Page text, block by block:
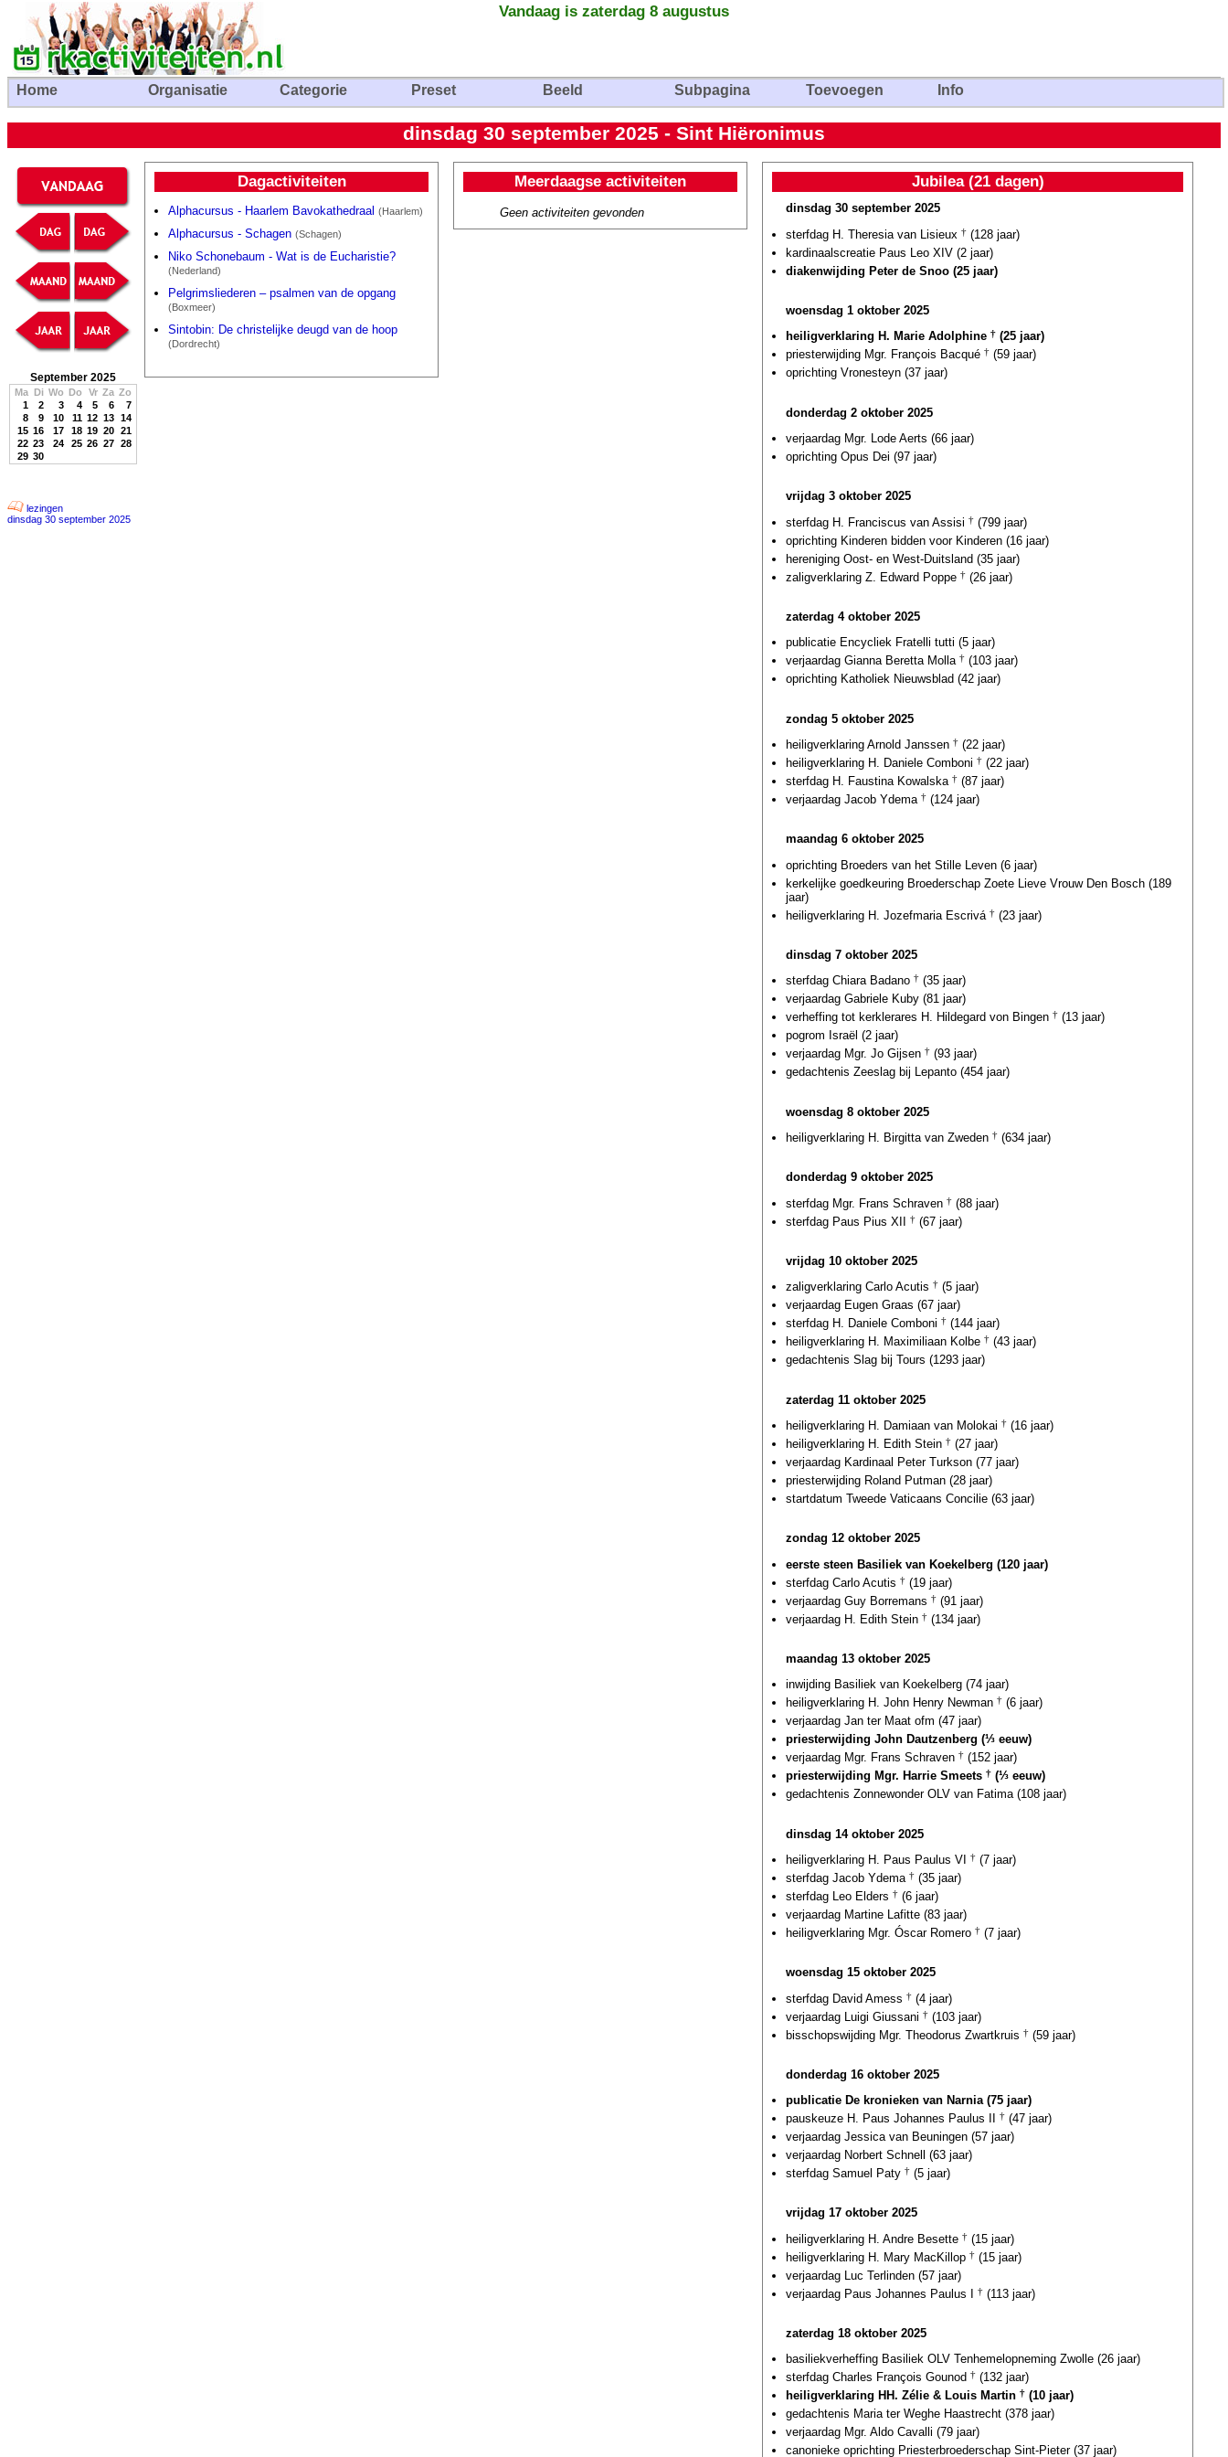
Vandaag is zaterdag 8 augustus
Home Organisatie Categorie Preset Beeld Subpagina Toevoegen Info
dinsdag 30 september 2025 - Sint Hiëronimus
September 2025
Ma Di Wo Do Vr Za Zo
1
2 3 4 5 6
7
8
9 10 11 12 13 14
15 16 17 18 19 20 21
22 23 24 25 26 27 28
29 30
lezingen
dinsdag 30 september 2025
Dagactiviteiten
Alphacursus - Haarlem Bavokathedraal (Haarlem)
Alphacursus - Schagen (Schagen)
Niko Schonebaum - Wat is de Eucharistie?
(Nederland)
Pelgrimsliederen – psalmen van de opgang
(Boxmeer)
Sintobin: De christelijke deugd van de hoop
(Dordrecht)
Meerdaagse activiteiten
Geen activiteiten gevonden
Jubilea (21 dagen)
dinsdag 30 september 2025
sterfdag H. Theresia van Lisieux † (128 jaar)
kardinaalscreatie Paus Leo XIV (2 jaar)
diakenwijding Peter de Snoo (25 jaar)
woensdag 1 oktober 2025
heiligverklaring H. Marie Adolphine † (25 jaar)
priesterwijding Mgr. François Bacqué † (59 jaar)
oprichting Vronesteyn (37 jaar)
donderdag 2 oktober 2025
verjaardag Mgr. Lode Aerts (66 jaar)
oprichting Opus Dei (97 jaar)
vrijdag 3 oktober 2025
sterfdag H. Franciscus van Assisi † (799 jaar)
oprichting Kinderen bidden voor Kinderen (16 jaar)
hereniging Oost- en West-Duitsland (35 jaar)
zaligverklaring Z. Edward Poppe † (26 jaar)
zaterdag 4 oktober 2025
publicatie Encycliek Fratelli tutti (5 jaar)
verjaardag Gianna Beretta Molla † (103 jaar)
oprichting Katholiek Nieuwsblad (42 jaar)
zondag 5 oktober 2025
heiligverklaring Arnold Janssen † (22 jaar)
heiligverklaring H. Daniele Comboni † (22 jaar)
sterfdag H. Faustina Kowalska † (87 jaar)
verjaardag Jacob Ydema † (124 jaar)
maandag 6 oktober 2025
oprichting Broeders van het Stille Leven (6 jaar)
kerkelijke goedkeuring Broederschap Zoete Lieve Vrouw Den Bosch (189
jaar)
heiligverklaring H. Jozefmaria Escrivá † (23 jaar)
dinsdag 7 oktober 2025
sterfdag Chiara Badano † (35 jaar)
verjaardag Gabriele Kuby (81 jaar)
verheffing tot kerklerares H. Hildegard von Bingen † (13 jaar)
pogrom Israël (2 jaar)
verjaardag Mgr. Jo Gijsen † (93 jaar)
gedachtenis Zeeslag bij Lepanto (454 jaar)
woensdag 8 oktober 2025
heiligverklaring H. Birgitta van Zweden † (634 jaar)
donderdag 9 oktober 2025
sterfdag Mgr. Frans Schraven † (88 jaar)
sterfdag Paus Pius XII † (67 jaar)
vrijdag 10 oktober 2025
zaligverklaring Carlo Acutis † (5 jaar)
verjaardag Eugen Graas (67 jaar)
sterfdag H. Daniele Comboni † (144 jaar)
heiligverklaring H. Maximiliaan Kolbe † (43 jaar)
gedachtenis Slag bij Tours (1293 jaar)
zaterdag 11 oktober 2025
heiligverklaring H. Damiaan van Molokai † (16 jaar)
heiligverklaring H. Edith Stein † (27 jaar)
verjaardag Kardinaal Peter Turkson (77 jaar)
priesterwijding Roland Putman (28 jaar)
startdatum Tweede Vaticaans Concilie (63 jaar)
zondag 12 oktober 2025
eerste steen Basiliek van Koekelberg (120 jaar)
sterfdag Carlo Acutis † (19 jaar)
verjaardag Guy Borremans † (91 jaar)
verjaardag H. Edith Stein † (134 jaar)
maandag 13 oktober 2025
inwijding Basiliek van Koekelberg (74 jaar)
heiligverklaring H. John Henry Newman † (6 jaar)
verjaardag Jan ter Maat ofm (47 jaar)
priesterwijding John Dautzenberg (⅓ eeuw)
verjaardag Mgr. Frans Schraven † (152 jaar)
priesterwijding Mgr. Harrie Smeets † (⅓ eeuw)
gedachtenis Zonnewonder OLV van Fatima (108 jaar)
dinsdag 14 oktober 2025
heiligverklaring H. Paus Paulus VI
† (7 jaar)
sterfdag Jacob Ydema † (35 jaar)
sterfdag Leo Elders † (6 jaar)
verjaardag Martine Lafitte (83 jaar)
heiligverklaring Mgr. Óscar Romero † (7 jaar)
woensdag 15 oktober 2025
sterfdag David Amess † (4 jaar)
verjaardag Luigi Giussani † (103 jaar)
bisschopswijding Mgr. Theodorus Zwartkruis † (59 jaar)
donderdag 16 oktober 2025
publicatie De kronieken van Narnia (75 jaar)
pauskeuze H. Paus Johannes Paulus II
† (47 jaar)
verjaardag Jessica van Beuningen (57 jaar)
verjaardag Norbert Schnell (63 jaar)
sterfdag Samuel Paty † (5 jaar)
vrijdag 17 oktober 2025
heiligverklaring H. Andre Besette † (15 jaar)
heiligverklaring H. Mary MacKillop † (15 jaar)
verjaardag Luc Terlinden (57 jaar)
verjaardag Paus Johannes Paulus I
† (113 jaar)
zaterdag 18 oktober 2025
basiliekverheffing Basiliek OLV Tenhemelopneming Zwolle (26 jaar)
sterfdag Charles François Gounod † (132 jaar)
heiligverklaring HH. Zélie & Louis Martin † (10 jaar)
gedachtenis Maria ter Weghe Haastrecht (378 jaar)
verjaardag Mgr. Aldo Cavalli (79 jaar)
canonieke oprichting Priesterbroederschap Sint-Pieter (37 jaar)